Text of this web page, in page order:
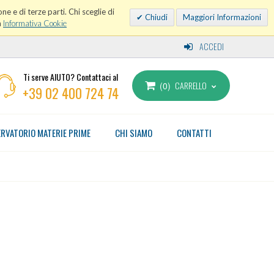
e di terze parti. Chi sceglie di
Informativa Cookie
Chiudi Maggiori Informazioni
ACCEDI
Ti serve AIUTO? Contattaci al
+39 02 400 724 74 0 CARRELLO
CONTATTI
CHI SIAMO
MATERIE PRIME